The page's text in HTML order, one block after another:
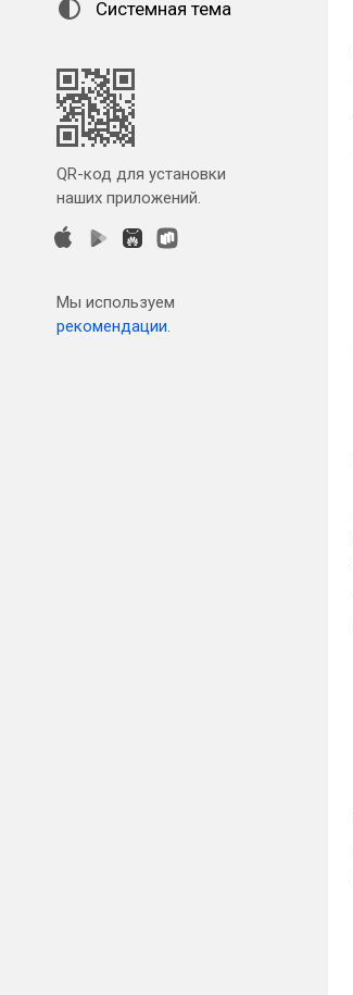
Системная тема
QR-код для установки
наших приложений.
Мы используем
рекомендации.